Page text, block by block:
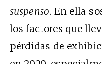
suspenso. En ella
los factores que
pérdidas de